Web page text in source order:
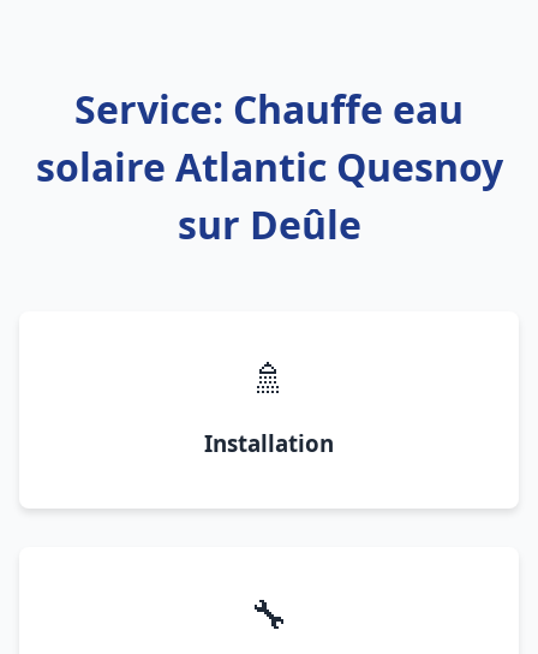
Service: Chauffe eau
solaire Atlantic Quesnoy
sur Deûle
🚿
Installation
🔧